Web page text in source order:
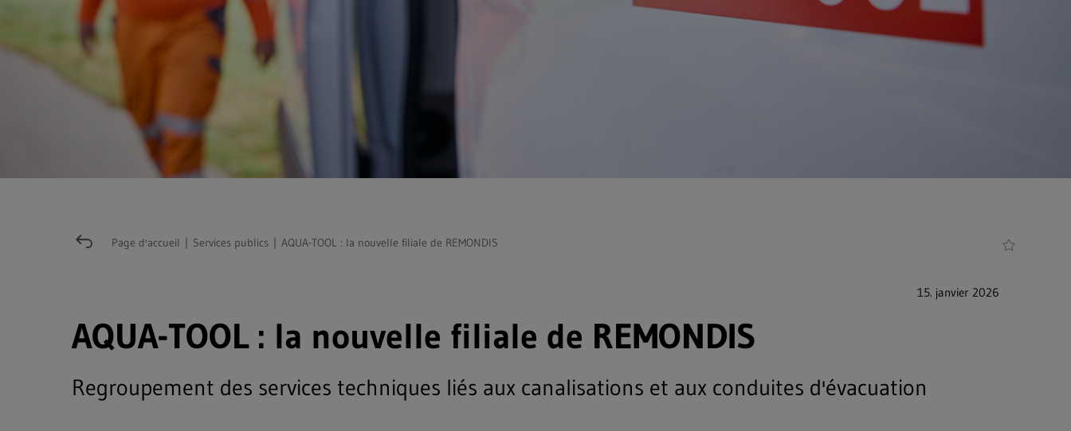
Page d'accueil | Services publics | AQUA-TOOL : la nouvelle filiale de REMONDIS
15. janvier 2026
AQUA-TOOL : la nouvelle filiale de REMONDIS
Regroupement des services techniques liés aux canalisations et aux conduites d'évacuation